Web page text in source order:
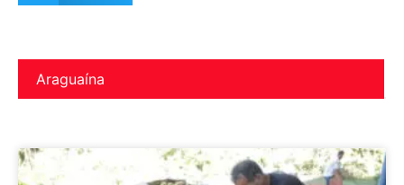
Araguaína